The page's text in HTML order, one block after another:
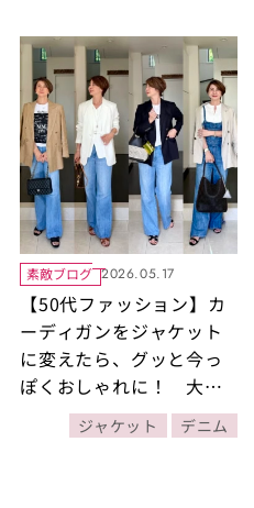
素敵ブログ 2026.05.17
【50代ファッション】カ
ーディガンをジャケット
に変えたら、グッと今っ
ぽくおしゃれに！ 大人
のジャケット×デニムス
タイル4選
ジャケット デニム